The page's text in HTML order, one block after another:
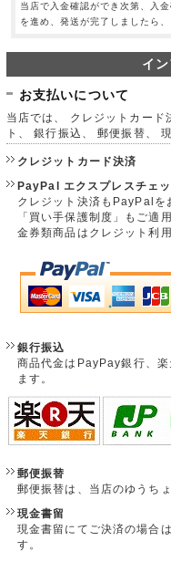
当店で入金確認ができ次第、入
を進め、発送が完了しましたら
イ
お支払いについて
当店では、 クレジットカー
ト、 銀行振込、 郵便振替、
クレジットカード決済
PayPal エクスプレスチェ
クレジット決済もPayPalを
「買い手保護制度」もご適
金券類商品はクレジット利
銀行振込
商品代金はPayPay銀行、
ます。
郵便振替
郵便振替は、当店のゆうち
現金書留
現金書留にてご決済の場合
す。